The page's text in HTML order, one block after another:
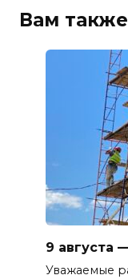
Вам
9 августа
Уважаемые